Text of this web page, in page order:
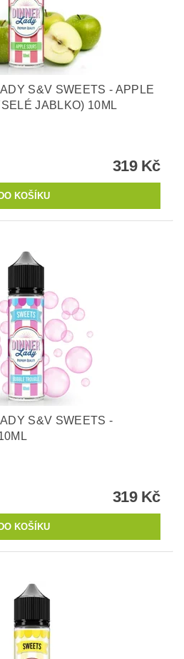
S&V SWEETS - APPLE
JABLKO) 10ML
319 Kč
S&V SWEETS -
319 Kč